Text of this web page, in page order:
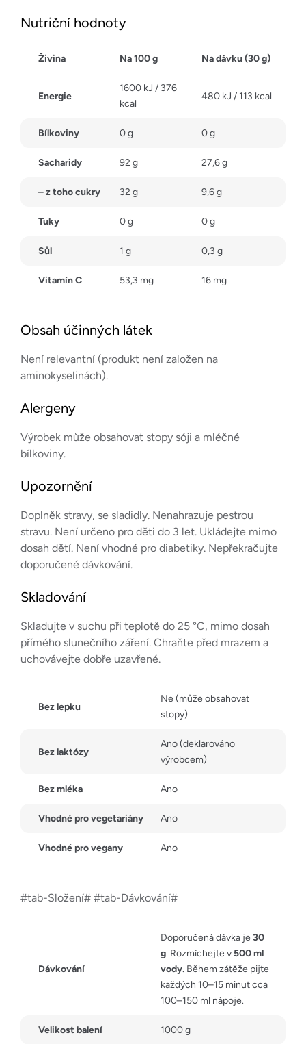
Nutriční hodnoty
Živina Na 100 g Na dávku (30 g)
Energie
1600 kJ / 376
kcal
480 kJ / 113 kcal
Bílkoviny 0 g 0 g
Sacharidy 92 g 27,6 g
– z toho cukry 32 g 9,6 g
Tuky 0 g 0 g
Sůl 1 g 0,3 g
Vitamín C 53,3 mg 16 mg
Obsah účinných látek
Není relevantní (produkt není založen na
aminokyselinách).
Alergeny
Výrobek může obsahovat stopy sóji a mléčné
bílkoviny.
Upozornění
Doplněk stravy, se sladidly. Nenahrazuje pestrou
stravu. Není určeno pro děti do 3 let. Ukládejte mimo
dosah dětí. Není vhodné pro diabetiky. Nepřekračujte
doporučené dávkování.
Skladování
Skladujte v suchu při teplotě do 25 °C, mimo dosah
přímého slunečního záření. Chraňte před mrazem a
uchovávejte dobře uzavřené.
Bez lepku
Ne (může obsahovat
stopy)
Bez laktózy
Ano (deklarováno
výrobcem)
Bez mléka Ano
Vhodné pro vegetariány Ano
Vhodné pro vegany Ano
#tab-Složení# #tab-Dávkování#
Dávkování
Doporučená dávka je 30
g. Rozmíchejte v500 ml
vody. Během zátěže pijte
každých 10–15 minut cca
100–150 ml nápoje.
Velikost balení 1000 g